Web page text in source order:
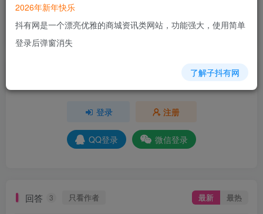
登录 注册
QQ登录 微信登录
回答 3 只看作者 最新 最热
2026年新年快乐
抖有网是一个漂亮优雅的商城资讯类网站，功能强大，使用简单
登录后弹窗消失
了解子抖有网